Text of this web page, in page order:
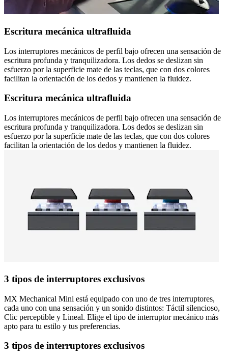
Escritura mecánica ultrafluida
Los interruptores mecánicos de perfil bajo ofrecen una sensación de
escritura profunda y tranquilizadora. Los dedos se deslizan sin
esfuerzo por la superficie mate de las teclas, que con dos colores
facilitan la orientación de los dedos y mantienen la fluidez.
Escritura mecánica ultrafluida
Los interruptores mecánicos de perfil bajo ofrecen una sensación de
escritura profunda y tranquilizadora. Los dedos se deslizan sin
esfuerzo por la superficie mate de las teclas, que con dos colores
facilitan la orientación de los dedos y mantienen la fluidez.
3 tipos de interruptores exclusivos
MX Mechanical Mini está equipado con uno de tres interruptores,
cada uno con una sensación y un sonido distintos: Táctil silencioso,
Clic perceptible y Lineal. Elige el tipo de interruptor mecánico más
apto para tu estilo y tus preferencias.
3 tipos de interruptores exclusivos